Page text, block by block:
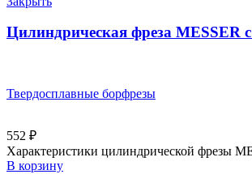
Цилиндрическая фреза MESSER
Твердосплавные борфрезы
552 ₽
Характеристики цилиндрической фрезы
В корзину